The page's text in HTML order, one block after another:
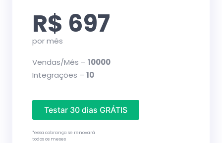
R$ 697
por mês
Vendas/Mês – 10000
Integrações – 10
Testar 30 dias GRÁTIS
*essa cobrança se renovará
todos os meses